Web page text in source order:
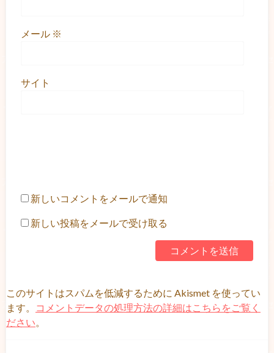
メール ※
サイト
新しいコメントをメールで通知
新しい投稿をメールで受け取る
このサイトはスパムを低減するために Akismet を使ってい
ます。
コメントデータの処理方法の詳細はこちらをご覧く
ださい